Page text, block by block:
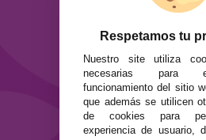
Envíos y
Formas de
SEGURIDAD Y
Términos y
Respetamos tu
Nuestro site utiliza
necesarias para
funcionamiento del sitio
que además se utilicen
de cookies para
experiencia de usuario,